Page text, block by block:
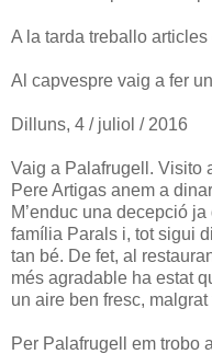
A la tarda treballo
Al capvespre vaig a fer
Dilluns, 4 / juliol / 2016
Vaig a Palafrugell. Visito
Pere Artigas anem a
M’enduc una decepció
família Parals i, tot sigui
tan bé. De fet, al
més agradable ha estat
un aire ben fresc,
Per Palafrugell em trobo